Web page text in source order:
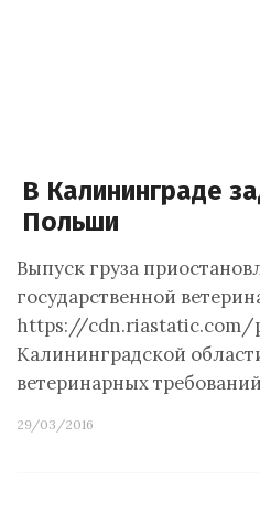
В Калининграде
Польши
Выпуск груза
государственной
https://cdn.riastatic.com/
Калининградской
ветеринарных
29/03/2016